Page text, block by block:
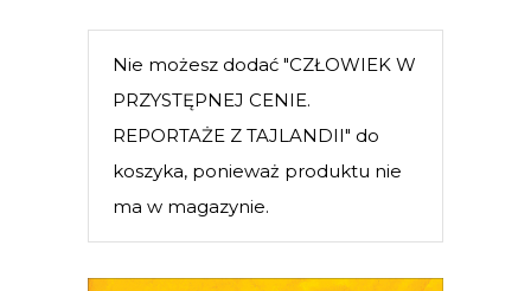
Nie możesz dodać "CZŁOWIEK W
PRZYSTĘPNEJ CENIE.
REPORTAŻE Z TAJLANDII" do
koszyka, ponieważ produktu nie
ma w magazynie.